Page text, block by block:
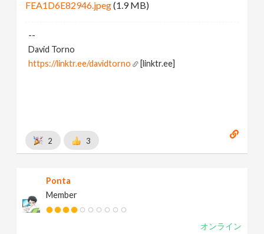
FEA1D6E82946.jpeg(1.9 MB)
--
David Torno
https://linktr.ee/davidtorno
[linktr.ee]
2 3
Ponta
Member
オンライン